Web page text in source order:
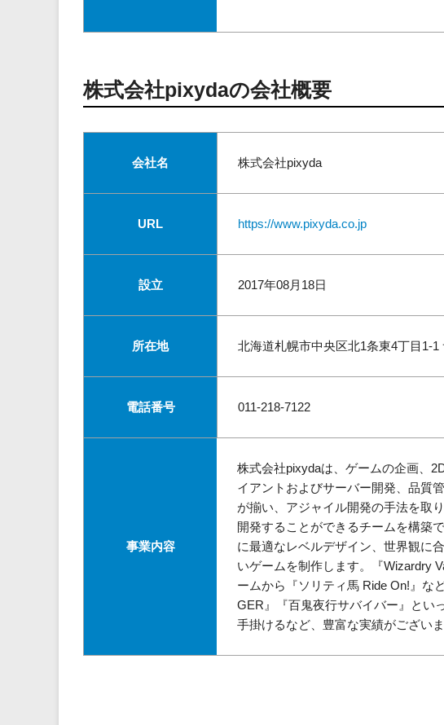
株式会社pixydaの会社概要
会社名 株式会社pixyda
URL https://www.pixyda.co.jp
設立 2017年08月18日
所在地 北海道札幌市中央区北1条東4丁目1-
電話番号 011-218-7122
事業内容
株式会社pixydaは、ゲームの企画、
イアントおよびサーバー開発、品質
が揃い、アジャイル開発の手法を取
開発することができるチームを構築
に最適なレベルデザイン、世界観に
いゲームを制作します。『Wizardry
ームから『ソリティ馬 Ride On!』な
GER』『百鬼夜行サバイバー』とい
手掛けるなど、豊富な実績がございま